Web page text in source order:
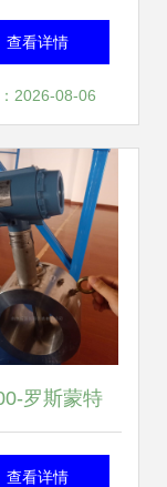
简介、联系
主营流量计
解析
查看详情
2026-08-06
罗斯蒙特
涡街流量计
查看详情